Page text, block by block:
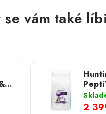
se vám také
2